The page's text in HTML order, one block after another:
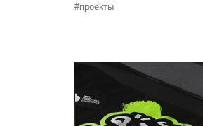
#проекты